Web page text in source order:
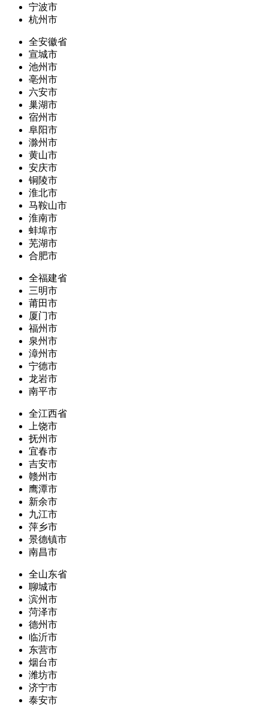
宁波市
杭州市
全安徽省
宣城市
池州市
亳州市
六安市
巢湖市
宿州市
阜阳市
滁州市
黄山市
安庆市
铜陵市
淮北市
马鞍山市
淮南市
蚌埠市
芜湖市
合肥市
全福建省
三明市
莆田市
厦门市
福州市
泉州市
漳州市
宁德市
龙岩市
南平市
全江西省
上饶市
抚州市
宜春市
吉安市
赣州市
鹰潭市
新余市
九江市
萍乡市
景德镇市
南昌市
全山东省
聊城市
滨州市
菏泽市
德州市
临沂市
东营市
烟台市
潍坊市
济宁市
泰安市